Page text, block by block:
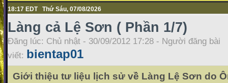
18:17 EDT Thứ Sáu, 07/08/2026
Làng cả Lệ Sơn ( Phần 1/7)
Đăng lúc: Chủ nhật - 30/09/2012 17:28 - Người đăng bài
viết: bientap01
Giới thiệu tư liệu lịch sử về Làng Lệ Sơn do